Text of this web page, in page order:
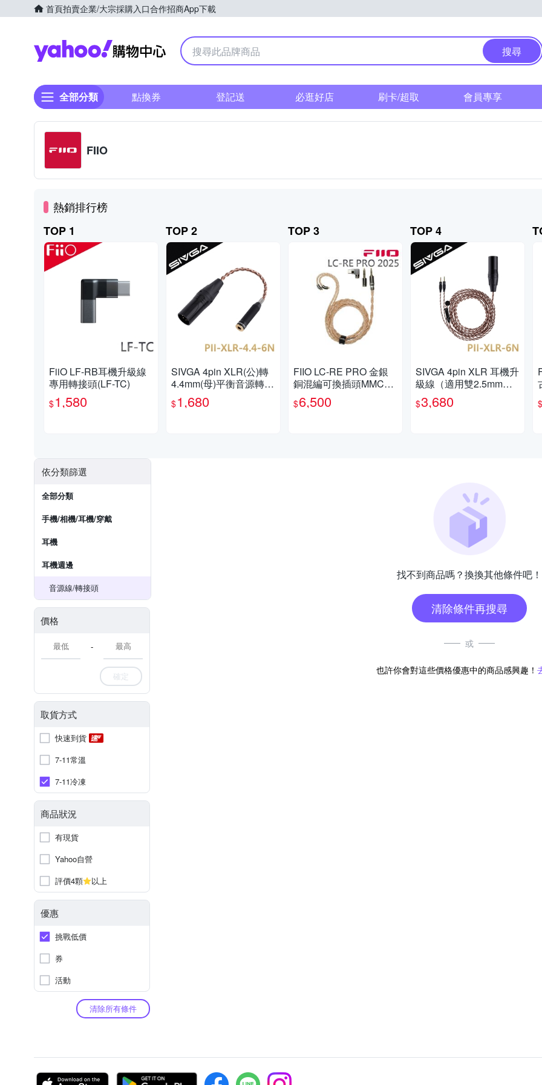
首頁拍賣企業/大宗採購入口合作招商App下載
Yahoo購物中心
搜尋
全部分類 點換券 登記送 必逛好店 刷卡/超取 會員專享
FIIO
熱銷排行榜
TOP 1
FiiO LF-RB耳機升級線
專用轉接頭(LF-TC)
$1,580
TOP 2
SIVGA 4pin XLR(公)轉
4.4mm(母)平衡音源轉接
線
$1,680
TOP 3
FIIO LC-RE PRO 金銀
銅混編可換插頭MMCX
耳機升級線(2025版)
$6,500
TOP 4
SIVGA 4pin XLR 耳機升
級線（適用雙2.5mm插
頭耳機
$3,680 $
依分類篩選
全部分類
手機/相機/耳機/穿戴
耳機
耳機週邊
音源線/轉接頭
價格
-
確定
取貨方式
快速到貨
7-11常溫
7-11冷凍
商品狀況
有現貨
Yahoo自營
評價4顆
以上
優惠
挑戰低價
券
活動
清除所有條件
找不到商品嗎？換換其他條件吧！
清除條件再搜尋
或
也許你會對這些價格優惠中的商品感興趣！